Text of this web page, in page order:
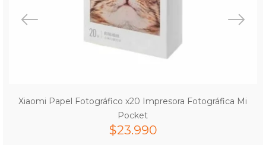
Xiaomi Papel Fotográfico x20 Impresora Fotográfica Mi
Pocket
$23.990